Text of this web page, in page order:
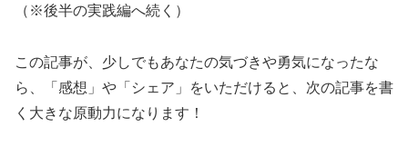
（※後半の実践編へ続く）
この記事が、少しでもあなたの気づきや勇気になったな
ら、「感想」や「シェア」をいただけると、次の記事を書
く大きな原動力になります！